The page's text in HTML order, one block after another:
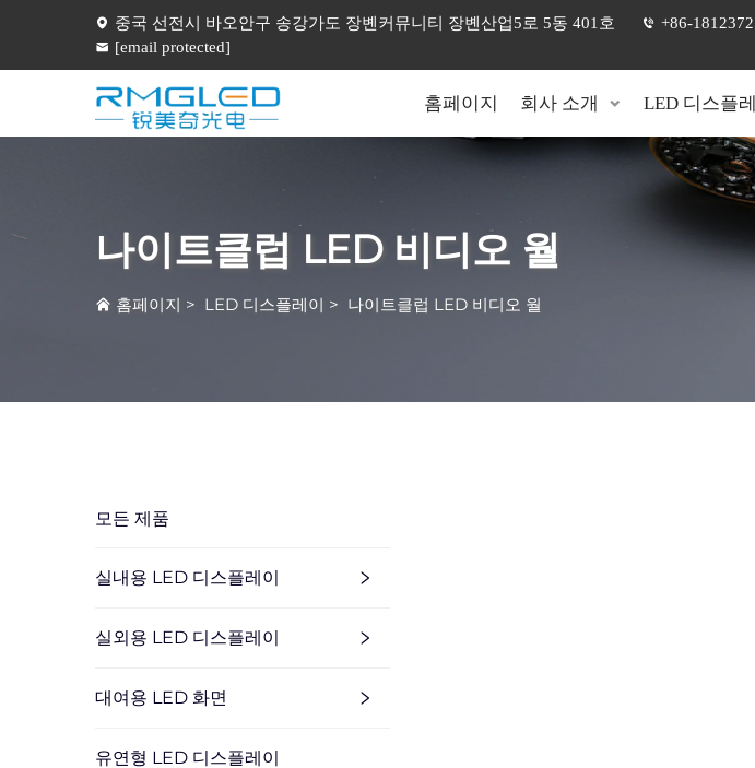
중국 선전시 바오안구 송강가도 장볜커뮤니티 장볜산업5로 5동 401호
+86-
[email protected]
홈페이지 회사 소개 LED 디스플
나이트클럽 LED 비디오 월
홈페이지 > LED 디스플레이 > 나이트클럽 LED 비디오 월
모든 제품
실내용 LED 디스플레이
실외용 LED 디스플레이
대여용 LED 화면
유연형 LED 디스플레이